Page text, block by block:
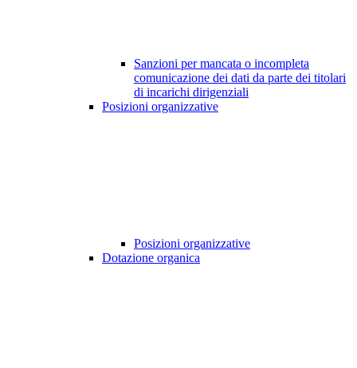
Sanzioni per mancata o incompleta
comunicazione dei dati da parte dei titolari
di incarichi dirigenziali
Posizioni organizzative
Posizioni organizzative
Dotazione organica